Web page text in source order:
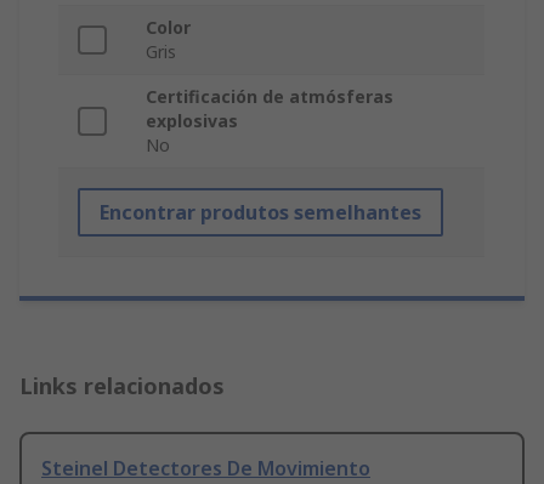
Color
Gris
Certificación de atmósferas
explosivas
No
Encontrar produtos semelhantes
Links relacionados
Steinel Detectores De Movimiento